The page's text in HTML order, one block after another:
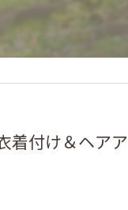
着付け＆ヘア